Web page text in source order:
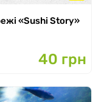
«Sushi Story»
40 грн